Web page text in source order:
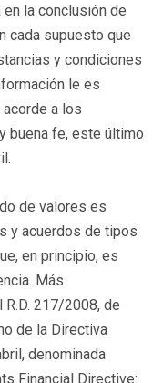
la conclusión de
cada supuesto que
y condiciones
le es
a los
buena fe, este último
de valores es
y acuerdos de tipos
en principio, es
Más
217/2008, de
de la Directiva
denominada
Financial Directive: